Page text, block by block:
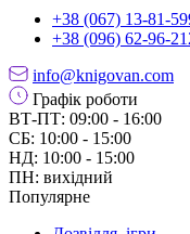
+38 (067) 13-81-
+38 (096) 62-96-
info@knigovan.com
Графік роботи
ВТ-ПТ: 09:00 - 16:00
СБ: 10:00 - 15:00
НД: 10:00 - 15:00
ПН: вихідний
Популярне